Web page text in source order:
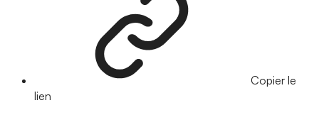
Copier le
lien